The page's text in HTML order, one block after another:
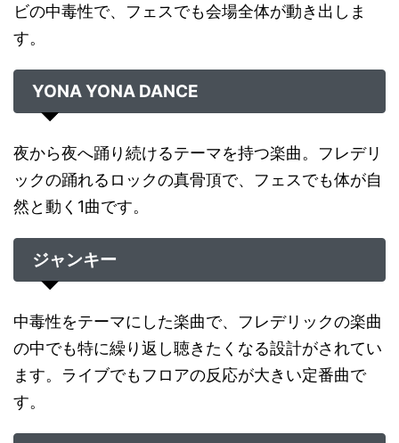
ビの中毒性で、フェスでも会場全体が動き出しま
す。
YONA YONA DANCE
夜から夜へ踊り続けるテーマを持つ楽曲。フレデリ
ックの踊れるロックの真骨頂で、フェスでも体が自
然と動く1曲です。
ジャンキー
中毒性をテーマにした楽曲で、フレデリックの楽曲
の中でも特に繰り返し聴きたくなる設計がされてい
ます。ライブでもフロアの反応が大きい定番曲で
す。